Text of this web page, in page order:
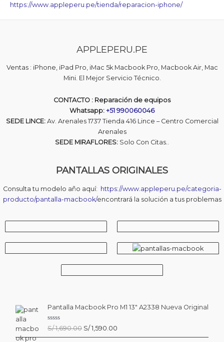
https://www.appleperu.pe/tienda/reparacion-iphone/
APPLEPERU.PE
Ventas : iPhone, iPad Pro, iMac 5k Macbook Pro, Macbook Air, Mac
Mini. El Mejor Servicio Técnico.
CONTACTO : Reparación de equipos
Whatsapp: +51 990060046
SEDE LINCE: Av. Arenales 1737 Tienda 416 Lince – Centro Comercial
Arenales
SEDE MIRAFLORES: Solo Con Citas..
PANTALLAS ORIGINALES
Consulta tu modelo año aquí: https://www.appleperu.pe/categoria-
producto/pantalla-macbook/encontrará la solución a tus problemas
Pantalla Macbook Pro M1 13″ A2338 Nueva Original
V
l
S/1,690.00 El
precio
S/1,590.00El
precio